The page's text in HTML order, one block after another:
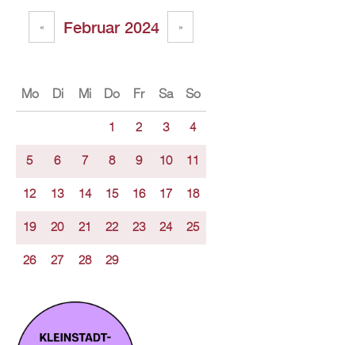
Februar 2024
« »
Mo Di Mi Do Fr Sa So
1 2 3 4
5 6 7 8 9 10 11
12 13 14 15 16 17 18
19 20 21 22 23 24 25
26 27 28 29